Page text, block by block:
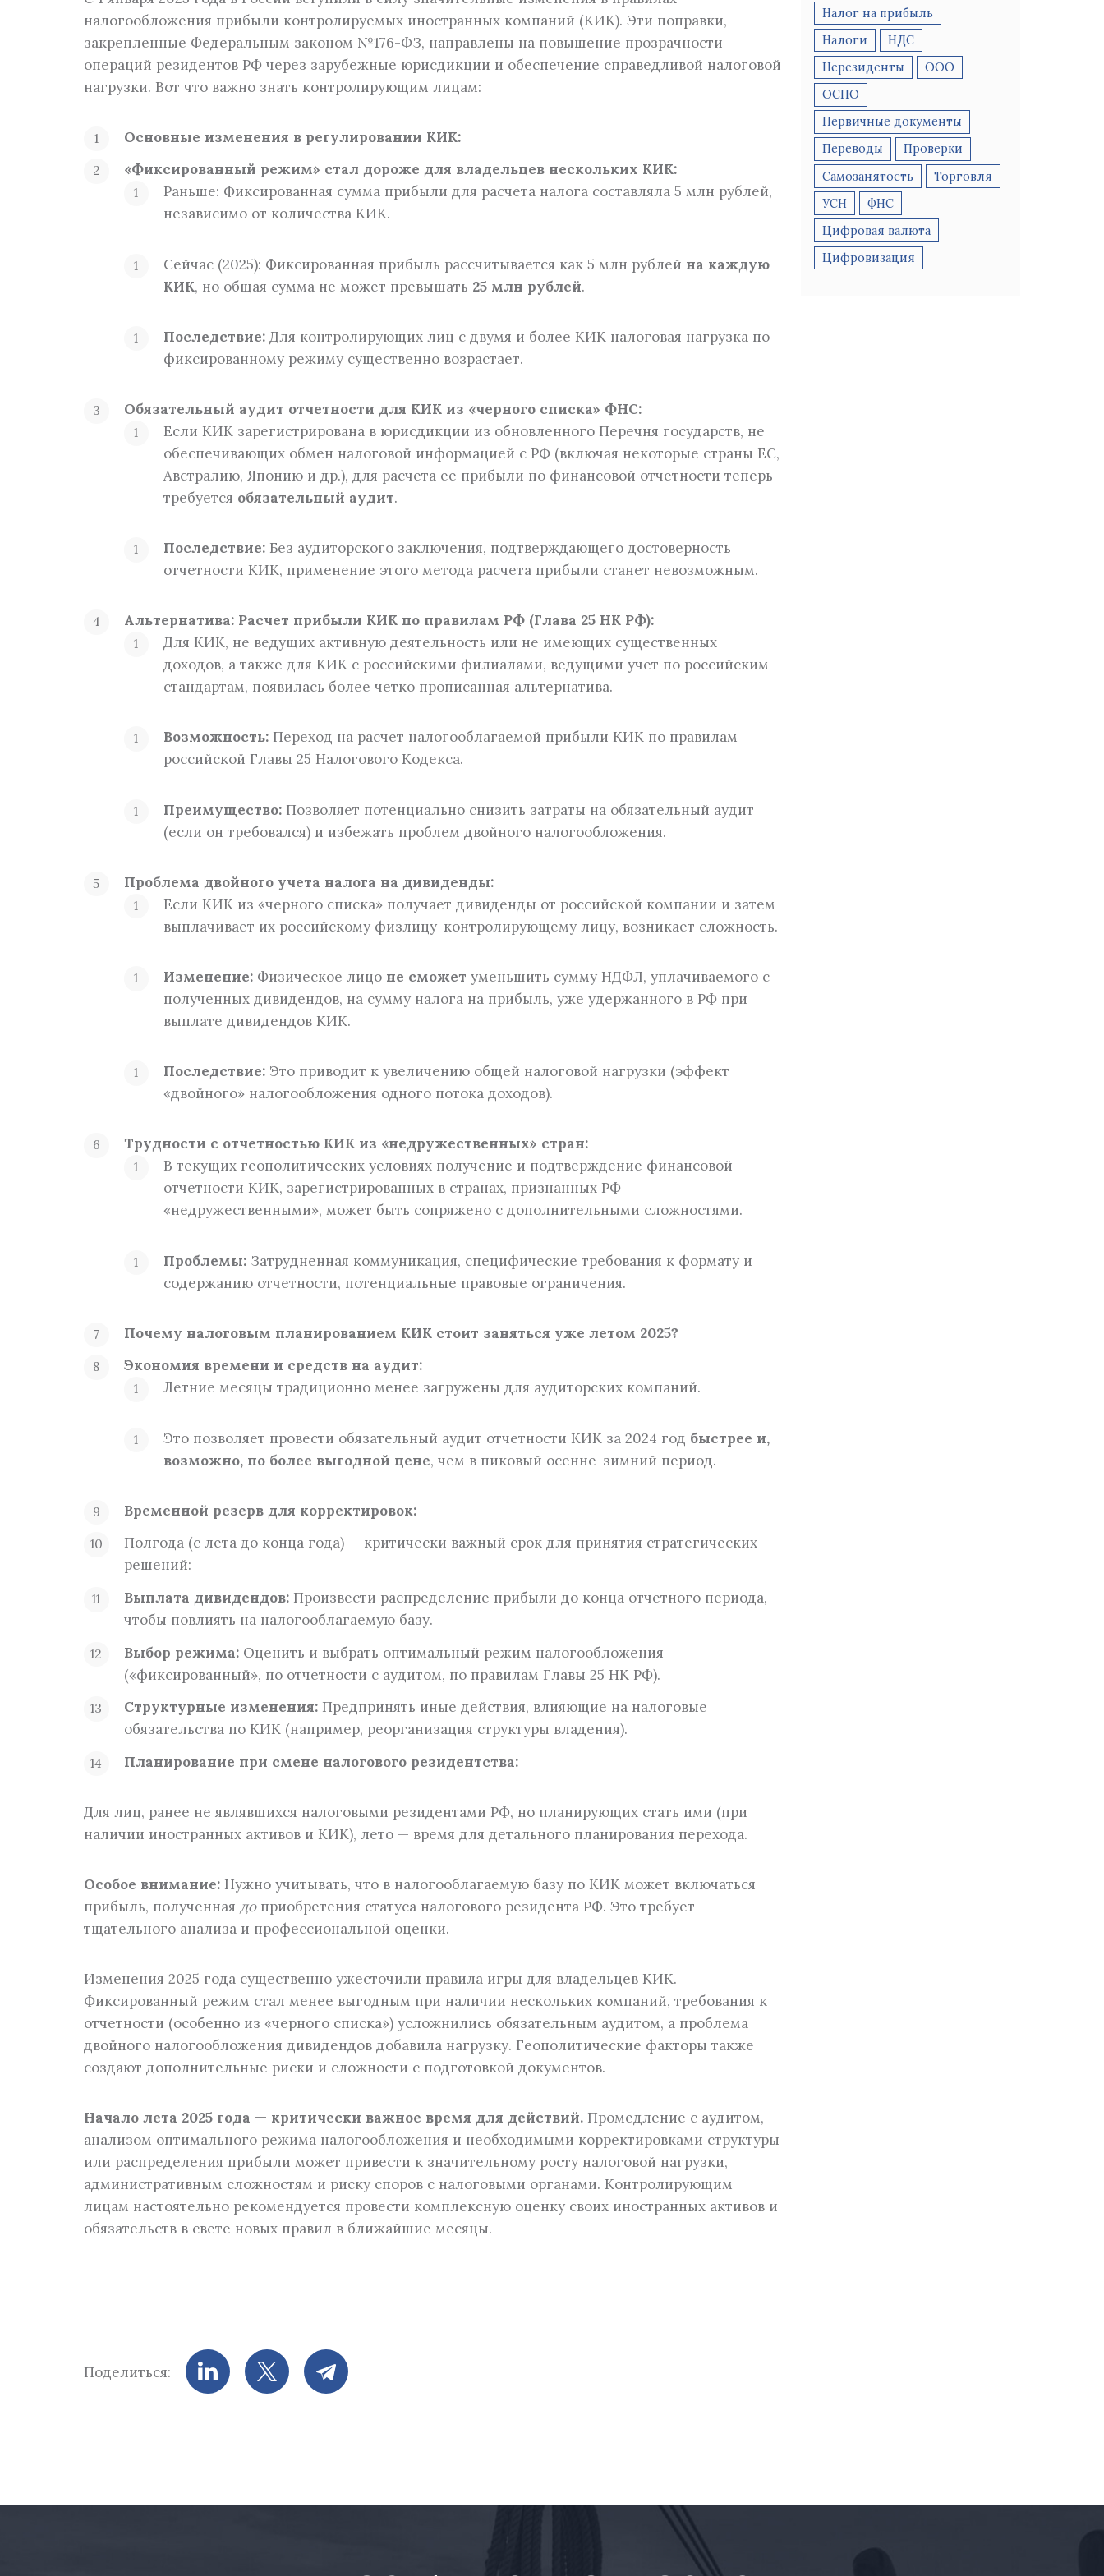
Оформление первичной документации
Хранение первичной документации
Услуги по управлению
Постановка и комплексная автоматизация
управленческого учета
налогообложения прибыли контролируемых иностранных компаний (КИК). Эти поправки,
закрепленные Федеральным законом №176-ФЗ, направлены на повышение прозрачности
операций резидентов РФ через зарубежные юрисдикции и обеспечение справедливой налоговой
нагрузки. Вот что важно знать контролирующим лицам:
Основные изменения в регулировании КИК:
«Фиксированный режим» стал дороже для владельцев нескольких КИК:
Раньше: Фиксированная сумма прибыли для расчета налога составляла 5 млн рублей,
независимо от количества КИК.
Сейчас (2025): Фиксированная прибыль рассчитывается как 5 млн рублей на каждую
КИК, но общая сумма не может превышать 25 млн рублей.
Последствие: Для контролирующих лиц с двумя и более КИК налоговая нагрузка по
фиксированному режиму существенно возрастает.
Обязательный аудит отчетности для КИК из «черного списка» ФНС:
Если КИК зарегистрирована в юрисдикции из обновленного Перечня государств, не
обеспечивающих обмен налоговой информацией с РФ (включая некоторые страны ЕС,
Австралию, Японию и др.), для расчета ее прибыли по финансовой отчетности теперь
требуется обязательный аудит.
Последствие: Без аудиторского заключения, подтверждающего достоверность
отчетности КИК, применение этого метода расчета прибыли станет невозможным.
Альтернатива: Расчет прибыли КИК по правилам РФ (Глава 25 НК РФ):
Для КИК, не ведущих активную деятельность или не имеющих существенных
доходов, а также для КИК с российскими филиалами, ведущими учет по российским
стандартам, появилась более четко прописанная альтернатива.
Возможность: Переход на расчет налогооблагаемой прибыли КИК по правилам
российской Главы 25 Налогового Кодекса.
Преимущество: Позволяет потенциально снизить затраты на обязательный аудит
(если он требовался) и избежать проблем двойного налогообложения.
Проблема двойного учета налога на дивиденды:
Если КИК из «черного списка» получает дивиденды от российской компании и затем
выплачивает их российскому физлицу-контролирующему лицу, возникает сложность.
Изменение: Физическое лицо не сможет уменьшить сумму НДФЛ, уплачиваемого с
полученных дивидендов, на сумму налога на прибыль, уже удержанного в РФ при
выплате дивидендов КИК.
Последствие: Это приводит к увеличению общей налоговой нагрузки (эффект
«двойного» налогообложения одного потока доходов).
Трудности с отчетностью КИК из «недружественных» стран:
В текущих геополитических условиях получение и подтверждение финансовой
отчетности КИК, зарегистрированных в странах, признанных РФ
«недружественными», может быть сопряжено с дополнительными сложностями.
Проблемы: Затрудненная коммуникация, специфические требования к формату и
содержанию отчетности, потенциальные правовые ограничения.
Почему налоговым планированием КИК стоит заняться уже летом 2025?
Экономия времени и средств на аудит:
Летние месяцы традиционно менее загружены для аудиторских компаний.
Это позволяет провести обязательный аудит отчетности КИК за 2024 год быстрее и,
возможно, по более выгодной цене, чем в пиковый осенне-зимний период.
Временной резерв для корректировок:
Полгода (с лета до конца года) — критически важный срок для принятия стратегических
решений:
Выплата дивидендов:Произвести распределение прибыли до конца отчетного периода,
чтобы повлиять на налогооблагаемую базу.
Выбор режима:Оценить и выбрать оптимальный режим налогообложения
(«фиксированный», по отчетности с аудитом, по правилам Главы 25 НК РФ).
Структурные изменения:Предпринять иные действия, влияющие на налоговые
обязательства по КИК (например, реорганизация структуры владения).
Планирование при смене налогового резидентства:
Для лиц, ранее не являвшихся налоговыми резидентами РФ, но планирующих стать ими (при
наличии иностранных активов и КИК), лето — время для детального планирования перехода.
Особое внимание: Нужно учитывать, что в налогооблагаемую базу по КИК может включаться
прибыль, полученная доприобретения статуса налогового резидента РФ. Это требует
тщательного анализа и профессиональной оценки.
Изменения 2025 года существенно ужесточили правила игры для владельцев КИК.
Фиксированный режим стал менее выгодным при наличии нескольких компаний, требования к
отчетности (особенно из «черного списка») усложнились обязательным аудитом, а проблема
двойного налогообложения дивидендов добавила нагрузку. Геополитические факторы также
создают дополнительные риски и сложности с подготовкой документов.
Начало лета 2025 года — критически важное время для действий. Промедление с аудитом,
анализом оптимального режима налогообложения и необходимыми корректировками структуры
или распределения прибыли может привести к значительному росту налоговой нагрузки,
административным сложностям и риску споров с налоговыми органами. Контролирующим
лицам настоятельно рекомендуется провести комплексную оценку своих иностранных активов и
обязательств в свете новых правил в ближайшие месяцы.
Поделиться:
Налог на прибыль
Налоги
НДС
Нерезиденты
ООО
ОСНО
Первичные документы
Переводы
Проверки
Самозанятость
Торговля
УСН
ФНС
Цифровая валюта
Цифровизация